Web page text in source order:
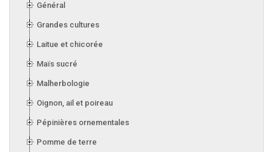
Général
Grandes cultures
Laitue et chicorée
Maïs sucré
Malherbologie
Oignon, ail et poireau
Pépinières ornementales
Pomme de terre